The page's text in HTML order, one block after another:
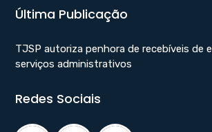
Última Publicação
TJSP autoriza penhora de recebíveis de
serviços administrativos
Redes Sociais